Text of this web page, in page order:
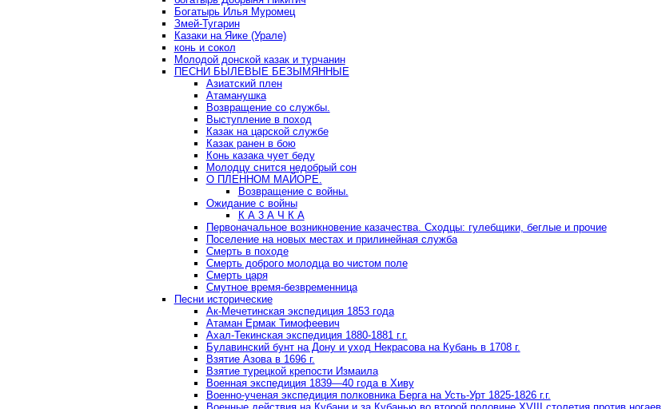
Богатырь Илья Муромец
Змей-Тугарин
Казаки на Яике (Урале)
конь и сокол
Молодой донской казак и турчанин
ПЕСНИ БЫЛЕВЫЕ БЕЗЫМЯННЫЕ
Азиатский плен
Атаманушка
Возвращение со службы.
Выступление в поход
Казак на царской службе
Казак ранен в бою
Конь казака чует беду
Молодцу снится недобрый сон
О ПЛЕННОМ МАЙОРЕ.
Возвращение с войны.
Ожидание с войны
К А 3 А Ч К А
Первоначальное возникновение казачества. Сходцы: гулебщики, беглые и прочие
Поселение на новых местах и прилинейная служба
Смерть в походе
Смерть доброго молодца во чистом поле
Смерть царя
Смутное время-безвременница
Песни исторические
Ак-Мечетинская экспедиция 1853 года
Атаман Ермак Тимофеевич
Ахал-Текинская экспедиция 1880-1881 г.г.
Булавинский бунт на Дону и уход Некрасова на Кубань в 1708 г.
Взятие Азова в 1696 г.
Взятие турецкой крепости Измаила
Военная экспедиция 1839—40 года в Хиву
Военно-ученая экспедиция полковника Берга на Усть-Урт 1825-1826 г.г.